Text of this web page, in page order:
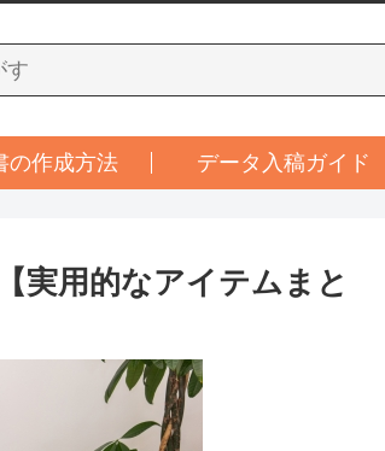
の作成方法 データ入稿ガイド
実用的なアイテムまと